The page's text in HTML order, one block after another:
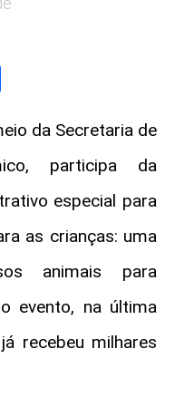
da Secretaria de
participa da
especial para
as crianças: uma
animais para
evento, na última
recebeu milhares